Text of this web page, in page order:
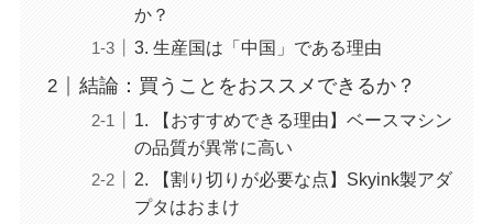
か？
3. 生産国は「中国」である理由
結論：買うことをおススメできるか？
1. 【おすすめできる理由】ベースマシン
の品質が異常に高い
2. 【割り切りが必要な点】Skyink製アダ
プタはおまけ